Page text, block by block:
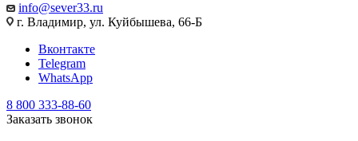
info@sever33.ru
г. Владимир, ул. Куйбышева, 66-Б
Вконтакте
Telegram
WhatsApp
8 800 333-88-60
Заказать звонок